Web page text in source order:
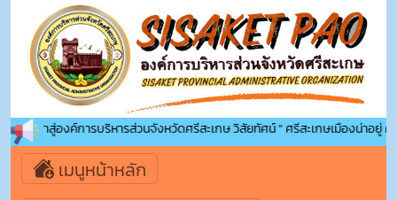
บเข้าสู่องค์การบริหารส่วนจังหวัดศรีสะเกษ วิสัยทัศน์ " ศรีสะเกษเมืองน่าอยู่ คู่
เมนูหน้าหลัก